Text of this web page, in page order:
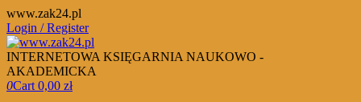
Skip
to
the
content
www.zak24.pl
Login / Register
INTERNETOWA KSIĘGARNIA NAUKOWO -
AKADEMICKA
0Cart 0,00 zł